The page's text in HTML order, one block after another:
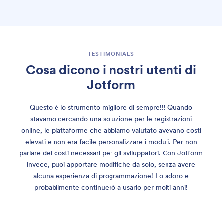
TESTIMONIALS
Cosa dicono i nostri utenti di
Jotform
Questo è lo strumento migliore di sempre!!! Quando
stavamo cercando una soluzione per le registrazioni
online, le piattaforme che abbiamo valutato avevano costi
elevati e non era facile personalizzare i moduli. Per non
parlare dei costi necessari per gli sviluppatori. Con Jotform
invece, puoi apportare modifiche da solo, senza avere
alcuna esperienza di programmazione! Lo adoro e
probabilmente continuerò a usarlo per molti anni!